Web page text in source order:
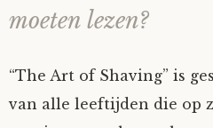
moeten lezen?
“The Art of Shaving” is
van alle leeftijden die op